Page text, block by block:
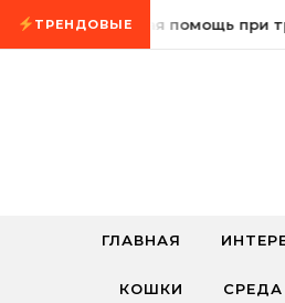
Промотать к содержимому
ТРЕНДОВЫЕ
Психологическая помощь при
ГЛАВНАЯ
КОШКИ